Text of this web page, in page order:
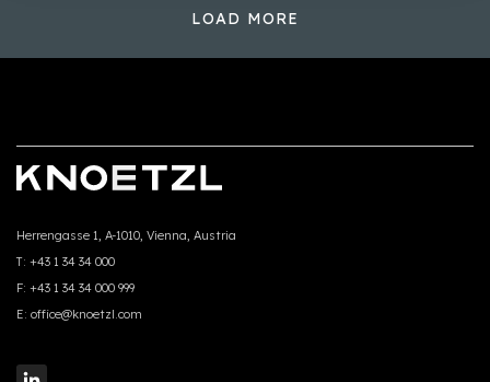
LOAD MORE
Herrengasse 1, A-1010, Vienna, Austria
T: +43 1 34 34 000
F: +43 1 34 34 000 999
E: office@knoetzl.com